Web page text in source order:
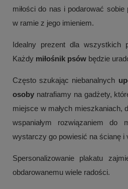
miłości do nas i podarować
w ramie z jego imieniem.
Idealny prezent dla wszystkich
Każdy miłośnik psów będzie
Często szukając niebanalnych
osoby natrafiamy na gadżety,
miejsce w małych mieszkaniach,
wspaniałym rozwiązaniem do
wystarczy go powiesić na ścianę i
Spersonalizowanie plakatu
obdarowanemu wiele radości.